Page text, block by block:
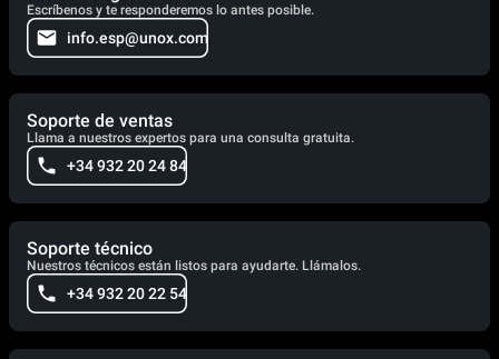
Escríbenos y te responderemos lo antes posible.
info.esp@unox.com
Soporte de ventas
Llama a nuestros expertos para una consulta gratuita.
+34 932 20 24 84
Soporte técnico
Nuestros técnicos están listos para ayudarte. Llámalos.
+34 932 20 22 54